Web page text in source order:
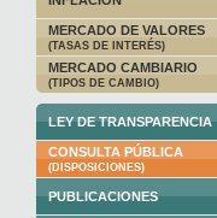
MERCADO DE VALORES
(TASAS DE INTERÉS)
MERCADO CAMBIARIO
(TIPOS DE CAMBIO)
LEY DE TRANSPARENCIA
CONSULTA PÚBLICA
(DISPOSICIONES)
PUBLICACIONES